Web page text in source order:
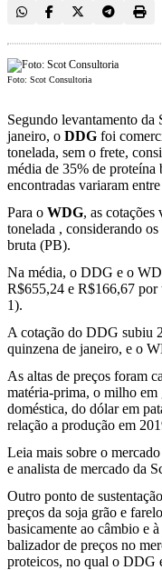
Foto: Scot Consultoria
Segundo levantamento da
janeiro, o DDG foi
tonelada, sem o frete,
média de 35% de proteína
encontradas variaram
Para o WDG, as
tonelada , considerando
bruta (PB).
Na média, o DDG e o
R$655,24 e R$166,67 por
1).
A cotação do DDG subiu
quinzena de janeiro, e o
As altas de preços foram
matéria-prima, o milho em
doméstica, do dólar em
relação a produção em
Leia mais sobre o
e analista de mercado da
Outro ponto de
preços da soja grão e
basicamente ao câmbio e
balizador de preços no
proteicos, no qual o DDG